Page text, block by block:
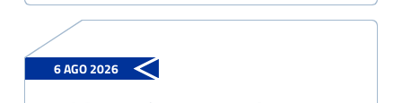
6 AGO 2026